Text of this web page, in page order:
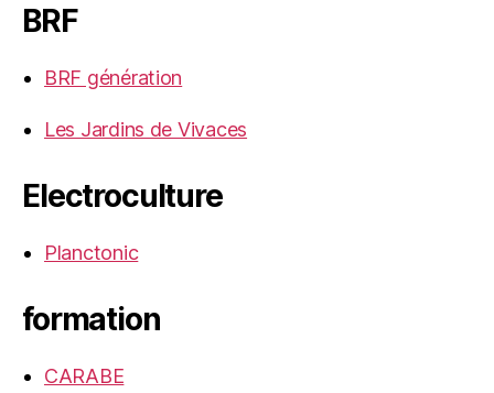
BRF
BRF génération
Les Jardins de Vivaces
Electroculture
Planctonic
formation
CARABE